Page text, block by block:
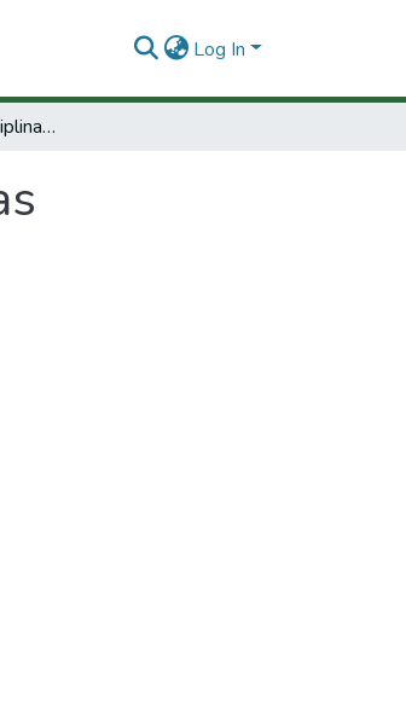
Log In
Enseñanza de las disciplinas científicas fundamentales (Fisica-Quimica -Biologia).